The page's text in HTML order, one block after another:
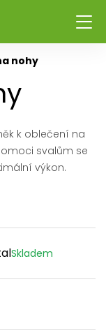
nohy
k oblečení na
svalům se
výkon.
Skladem